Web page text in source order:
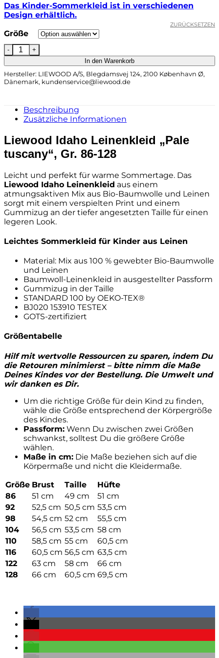
Das Kinder-Sommerkleid ist in verschiedenen
Design erhältlich.
Größe
ZURÜCKSETZEN
Liewood Idaho Leinenkleid „Pale tuscany“, Gr. 86, 92,
In den Warenkorb
Hersteller: LIEWOOD A/S, Blegdamsvej 124, 2100 København Ø,
Dänemark, kundenservice@liewood.de
Beschreibung
Zusätzliche Informationen
Liewood Idaho Leinenkleid „Pale
tuscany“, Gr. 86-128
Leicht und perfekt für warme Sommertage. Das
Liewood Idaho Leinenkleid aus einem
atmungsaktiven Mix aus Bio-Baumwolle und Leinen
sorgt mit einem verspielten Print und einem
Gummizug an der tiefer angesetzten Taille für einen
legeren Look.
Leichtes Sommerkleid für Kinder aus Leinen
Material: Mix aus 100 % gewebter Bio-Baumwolle
und Leinen
Baumwoll-Leinenkleid in ausgestellter Passform
Gummizug in der Taille
STANDARD 100 by OEKO-TEX®
BJ020 153910 TESTEX
GOTS-zertifiziert
Größentabelle
Hilf mit wertvolle Ressourcen zu sparen, indem Du
die Retouren minimierst – bitte nimm die Maße
Deines Kindes vor der Bestellung. Die Umwelt und
wir danken es Dir.
Um die richtige Größe für dein Kind zu finden,
wähle die Größe entsprechend der Körpergröße
des Kindes.
Passform: Wenn Du zwischen zwei Größen
schwankst, solltest Du die größere Größe
wählen.
Maße in cm: Die Maße beziehen sich auf die
Körpermaße und nicht die Kleidermaße.
Größe Brust Taille
Hüfte
86
51 cm 49 cm
51 cm
92
52,5 cm 50,5 cm 53,5 cm
98
54,5 cm 52 cm
55,5 cm
104
56,5 cm 53,5 cm 58 cm
110
58,5 cm 55 cm
60,5 cm
116
60,5 cm 56,5 cm 63,5 cm
122
63 cm 58 cm
66 cm
128
66 cm 60,5 cm 69,5 cm